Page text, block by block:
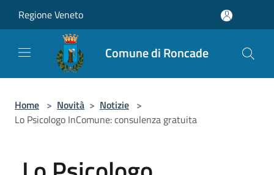
Regione Veneto
Comune di Roncade
Home > Novità > Notizie >
Lo Psicologo InComune: consulenza gratuita